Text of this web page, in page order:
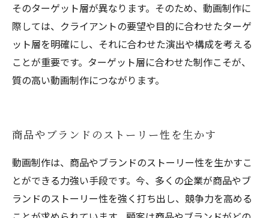
そのターゲット層が異なります。そのため、動画制作に
際しては、クライアントの要望や目的に合わせたターゲ
ット層を明確にし、それに合わせた演出や構成を考える
ことが重要です。ターゲット層に合わせた制作こそが、
質の高い動画制作につながります。
商品やブランドのストーリー性を生かす
動画制作は、商品やブランドのストーリー性を生かすこ
とができる力強い手段です。今、多くの企業が商品やブ
ランドのストーリー性を強く打ち出し、競争力を高める